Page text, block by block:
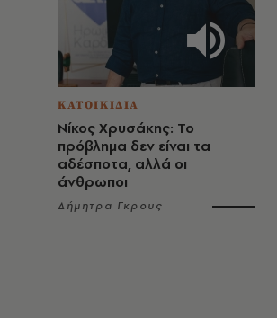
ΚΑΤΟΙΚΙΔΙΑ
Νίκος Χρυσάκης: Το
πρόβλημα δεν είναι τα
αδέσποτα, αλλά οι
άνθρωποι
Δήμητρα Γκρους